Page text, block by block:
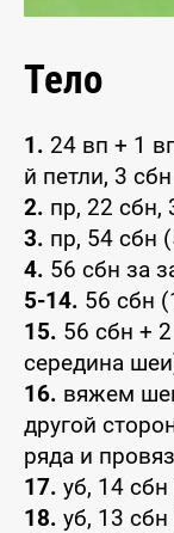
Тело
1. 24 вп + 1
й петли, 3
2. пр, 22 сбн,
3. пр, 54 сбн
4. 56 сбн за
5-14. 56 сбн
15. 56 сбн +
середина
16. вяжем
другой
ряда и
17. уб, 14
18. уб, 13